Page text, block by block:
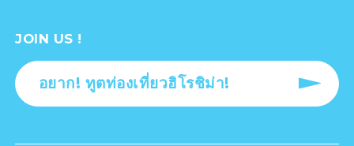
JOIN US !
อยาก! ทูตท่องเที่ยวฮิโรชิม่า!